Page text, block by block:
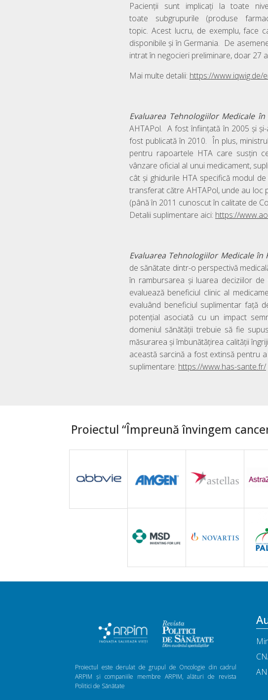
Pacienții sunt implicați la toate
toate subgrupurile (produse
topic. Acest lucru, de exemplu, face
disponibile și în Germania. De
intrat în negocieri preliminare, doar 27
Mai multe detalii: https://www.iqwig.de/
Evaluarea Tehnologiilor Medicale în
AHTAPol. A fost înființată în 2005 și
fost publicată în 2010. În plus,
pentru rapoartele HTA care susțin
vânzare oficial al unui medicament,
cât și ghidurile HTA specifică modul
transferat către AHTAPol, unde au
(până în 2011 cunoscut în calitate de
Detalii suplimentare aici: https://
Evaluarea Tehnologiilor Medicale în
de sănătate dintr-o perspectivă
în rambursarea și luarea deciziilor
evaluează beneficiul clinic al
evaluând beneficiul suplimentar față
potențial asociată cu un impact
domeniul sănătății trebuie să fie
măsurarea și îmbunătățirea calității
această sarcină a fost extinsă pentru
suplimentare: https://www.has-sante.fr/
Proiectul “Împreună învingem
Proiectul este derulat de grupul de Oncologie din cadrul
ARPIM și companiile membre ARPIM, alături de revista
Politici de Sănătate